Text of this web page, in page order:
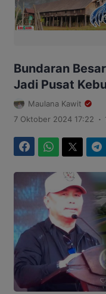
Bundaran
Jadi Pusat
Maulana Kawit
7 Oktober 2024 17:22 .